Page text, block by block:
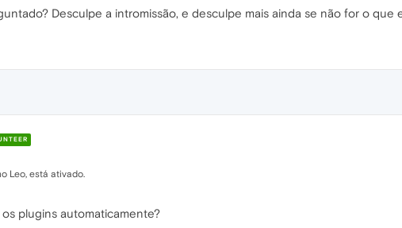
Desculpe a intromissão, e desculpe mais ainda se não for o que
Leo, está ativado.
plugins automaticamente?